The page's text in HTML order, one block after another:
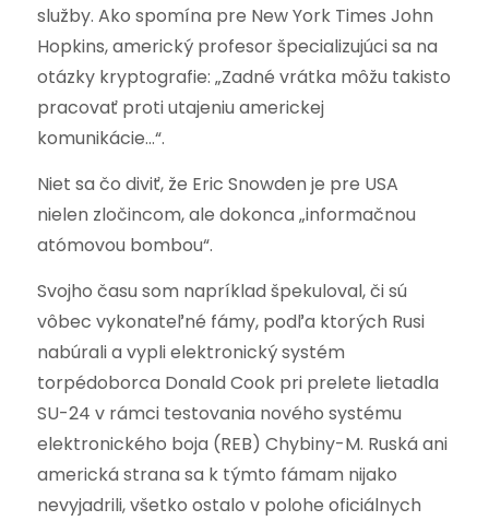
služby. Ako spomína pre New York Times John
Hopkins, americký profesor špecializujúci sa na
otázky kryptografie: „Zadné vrátka môžu takisto
pracovať proti utajeniu americkej
komunikácie…“.
Niet sa čo diviť, že Eric Snowden je pre USA
nielen zločincom, ale dokonca „informačnou
atómovou bombou“.
Svojho času som napríklad špekuloval, či sú
vôbec vykonateľné fámy, podľa ktorých Rusi
nabúrali a vypli elektronický systém
torpédoborca Donald Cook pri prelete lietadla
SU-24 v rámci testovania nového systému
elektronického boja (REB) Chybiny-M. Ruská ani
americká strana sa k týmto fámam nijako
nevyjadrili, všetko ostalo v polohe oficiálnych